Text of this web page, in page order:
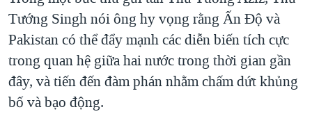
KHOA HỌC
SỨC KHOẺ
VĂN HOÁ
GIẢI MÃ VÀNH ĐAI & CON ĐƯỜNG
NGÀY TỊ NẠN THẾ GIỚI
TRỊNH VĨNH BÌNH - NGƯỜI HẠ 'BÊN THẮNG CUỘC'
GROUND ZERO – XƯA VÀ NAY
CHI PHÍ CHIẾN TRANH AFGHANISTAN
MẠNG XÃ HỘI
Ngôn ngữ khác
Tướng Singh nói ông hy vọng rằng Ấn Độ và
Pakistan có thể đẩy mạnh các diễn biến tích cực
trong quan hệ giữa hai nước trong thời gian gần
đây, và tiến đến đàm phán nhằm chấm dứt khủng
bố và bạo động.